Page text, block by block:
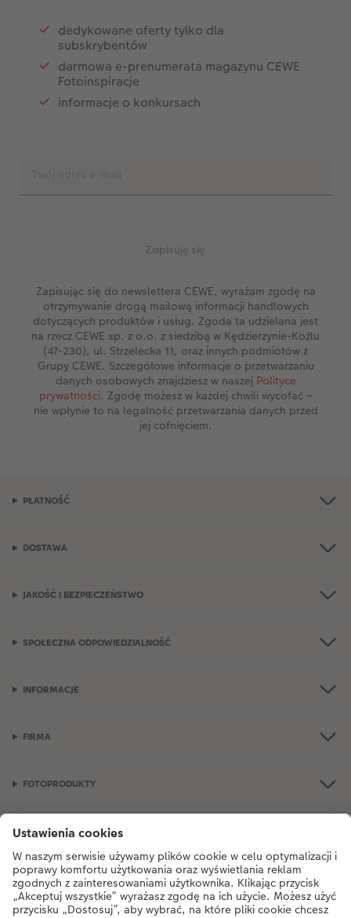
dedykowane oferty tylko dla
subskrybentów
darmowa e-prenumerata magazynu CEWE
Fotoinspiracje
informacje o konkursach
Zapisując się do newslettera CEWE, wyrażam zgodę na
otrzymywanie drogą mailową informacji handlowych
dotyczących produktów i usług. Zgoda ta udzielana jest
na rzecz CEWE sp. z o.o. z siedzibą w Kędzierzynie-Koźlu
(47-230), ul. Strzelecka 11, oraz innych podmiotów z
Grupy CEWE. Szczegółowe informacje o przetwarzaniu
danych osobowych znajdziesz w naszej Polityce
prywatności. Zgodę możesz w każdej chwili wycofać –
nie wpłynie to na legalność przetwarzania danych przed
jej cofnięciem.
PŁATNOŚĆ
DOSTAWA
JAKOŚĆ I BEZPIECZEŃSTWO
SPOŁECZNA ODPOWIEDZIALNOŚĆ
INFORMACJE
FIRMA
FOTOPRODUKTY
OKAZJE I FOTOPREZENTY